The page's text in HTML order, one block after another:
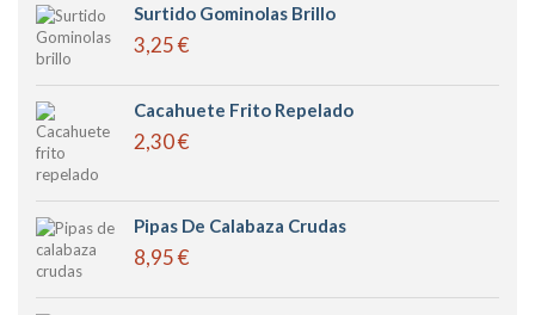
Surtido Gominolas Brillo
3,25 €
Cacahuete Frito Repelado
2,30 €
Pipas De Calabaza Crudas
8,95 €